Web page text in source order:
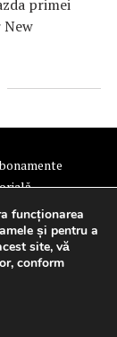
primei
New
Publicitate
funcționarea
și pentru a
site, vă
conform